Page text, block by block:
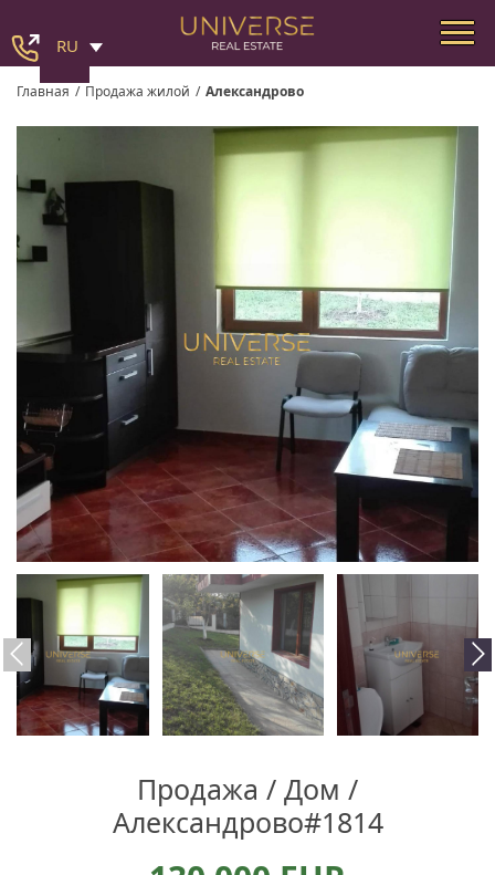
RU
Главная / Продажа жилой / Александрово
Продажа / Дом /
Александрово#1814